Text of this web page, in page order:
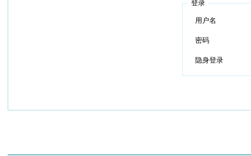
登录
用户名
密码
隐身登录